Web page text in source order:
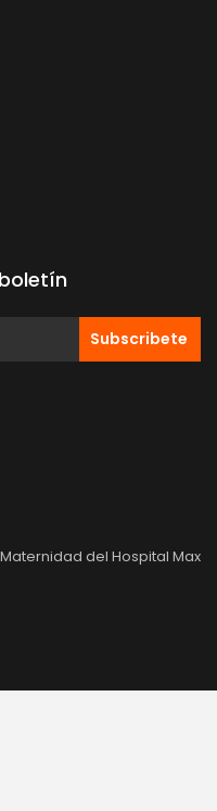
Subscribete
del Hospital Max